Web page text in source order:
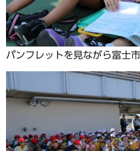
パンフレットを見ながら富士